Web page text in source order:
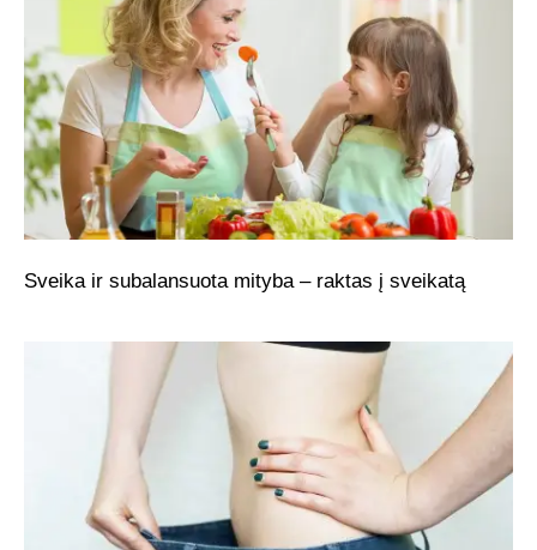
Sveika ir subalansuota mityba – raktas į sveikatą